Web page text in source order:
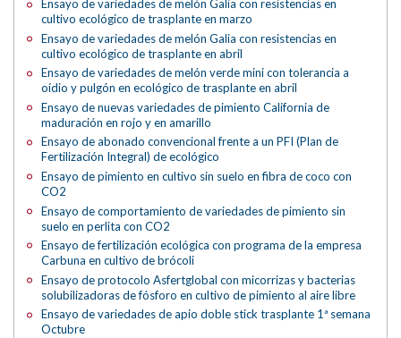
Ensayo de variedades de melón Galia con resistencias en
cultivo ecológico de trasplante en marzo
Ensayo de variedades de melón Galia con resistencias en
cultivo ecológico de trasplante en abril
Ensayo de variedades de melón verde mini con tolerancia a
oídio y pulgón en ecológico de trasplante en abril
Ensayo de nuevas variedades de pimiento California de
maduración en rojo y en amarillo
Ensayo de abonado convencional frente a un PFI (Plan de
Fertilización Integral) de ecológico
Ensayo de pimiento en cultivo sin suelo en fibra de coco con
CO2
Ensayo de comportamiento de variedades de pimiento sin
suelo en perlita con CO2
Ensayo de fertilización ecológica con programa de la empresa
Carbuna en cultivo de brócoli
Ensayo de protocolo Asfertglobal con micorrizas y bacterias
solubilizadoras de fósforo en cultivo de pimiento al aire libre
Ensayo de variedades de apio doble stick trasplante 1ª semana
Octubre